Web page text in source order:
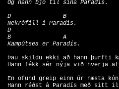
  D               B
  Nekrófíll í Paradís.
  D
  B               A
Þau skildu ekki að hann þurfti
En öfund greip einn úr næsta